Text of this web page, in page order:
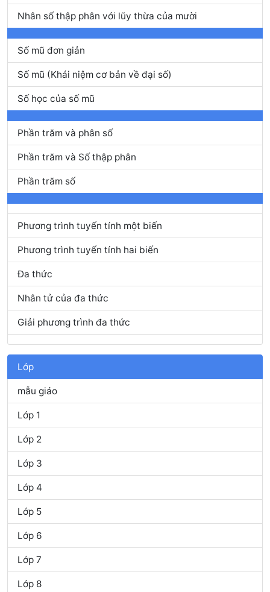
Nhân số thập phân với lũy thừa của mười
Số mũ đơn giản
Số mũ (Khái niệm cơ bản về đại số)
Số học của số mũ
Phần trăm và phân số
Phần trăm và Số thập phân
Phần trăm số
Phương trình tuyến tính một biến
Phương trình tuyến tính hai biến
Đa thức
Nhân tử của đa thức
Giải phương trình đa thức
Lớp
mẫu giáo
Lớp 1
Lớp 2
Lớp 3
Lớp 4
Lớp 5
Lớp 6
Lớp 7
Lớp 8